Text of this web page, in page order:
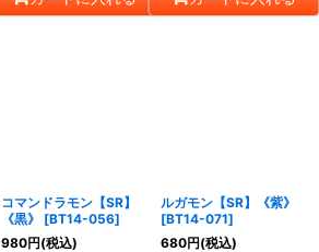
コマンドラモン【SR】
《黒》
[BT14-056]
980円(税込)
ルガモン【SR】《紫》
[BT14-071]
680円(税込)